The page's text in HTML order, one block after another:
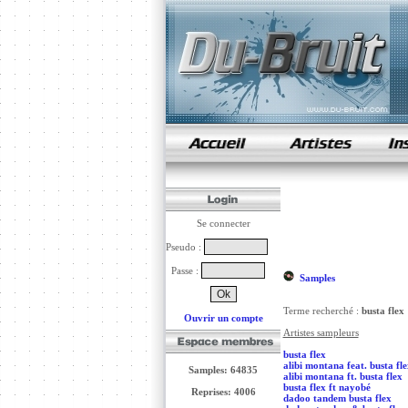
samples de rap
Se connecter
Pseudo :
Passe :
Ouvrir un compte
Samples: 64835
Reprises: 4006
Samples
Terme recherché : busta flex
Artistes sampleurs
busta flex
alibi montana feat. busta
alibi montana ft. busta flex
busta flex ft nayobé
dadoo tandem busta flex